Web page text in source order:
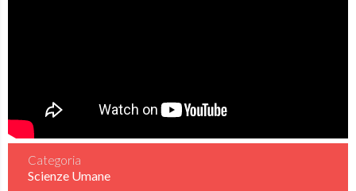
Categoria
Scienze Umane